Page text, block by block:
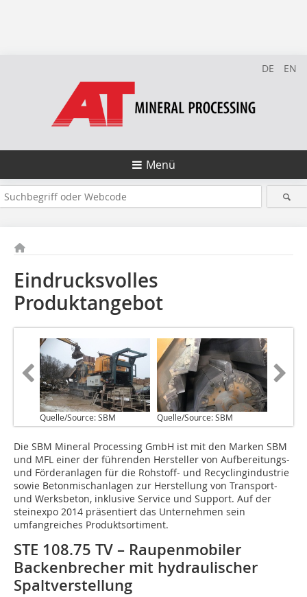
DE EN
Menü
Eindrucksvolles
Produktangebot
Quelle/Source: SBM Quelle/Source: SBM
Die SBM Mineral Processing GmbH ist mit den Marken SBM
und MFL einer der führenden Hersteller von Aufbereitungs-
und Förderanlagen für die Rohstoff- und Recyclingindustrie
sowie Betonmischanlagen zur Herstellung von Transport-
und Werksbeton, inklusive Service und Support. Auf der
steinexpo 2014 präsentiert das Unternehmen sein
umfangreiches Produktsortiment.
STE 108.75 TV – Raupenmobiler
Backenbrecher mit hydraulischer
Spaltverstellung